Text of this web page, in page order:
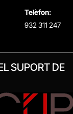
Telèfon:
932 311 247
SUPORT DE